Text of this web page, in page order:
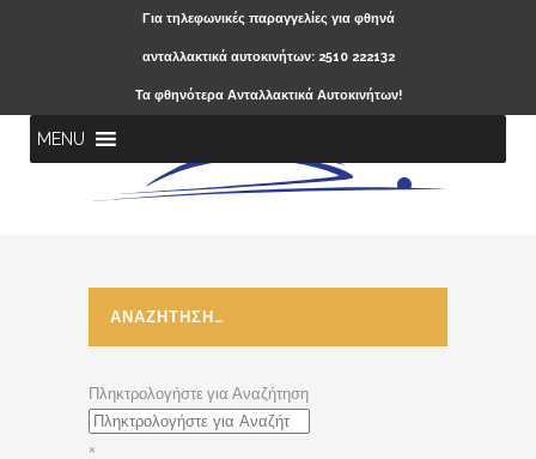
Για τηλεφωνικές παραγγελίες για φθηνά
ανταλλακτικά αυτοκινήτων: 2510 222132
Τα φθηνότερα Ανταλλακτικά Αυτοκινήτων!
MENU
ΑΝΑΖΗΤΗΣΗ…
Πληκτρολογήστε για Αναζήτηση
×